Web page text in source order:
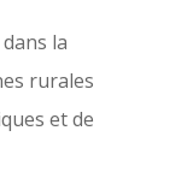
la
rurales
et de